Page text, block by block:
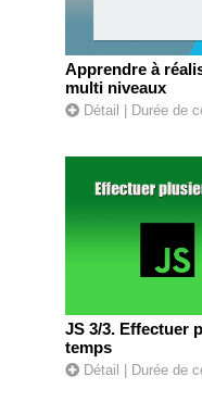
Apprendre à
multi niveaux
Détail | Durée de
JS 3/3. Effectuer
temps
Détail | Durée de